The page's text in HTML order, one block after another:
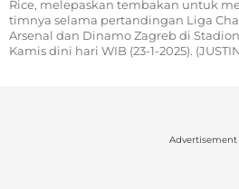
Rice, melepaskan tembakan untuk
timnya selama pertandingan Liga
Arsenal dan Dinamo Zagreb di
Kamis dini hari WIB (23-1-2025).
Advertisement